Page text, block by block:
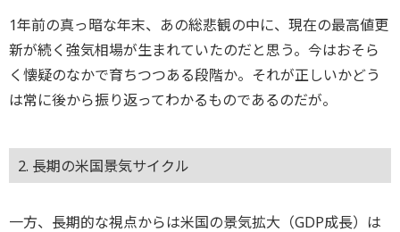
1年前の真っ暗な年末、あの総悲観の中に、現在の最高値更
新が続く強気相場が生まれていたのだと思う。今はおそら
く懐疑のなかで育ちつつある段階か。それが正しいかどう
は常に後から振り返ってわかるものであるのだが。
2. 長期の米国景気サイクル
一方、長期的な視点からは米国の景気拡大（GDP成長）は